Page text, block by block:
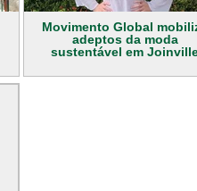
Movimento Global
adeptos da moda
sustentável em